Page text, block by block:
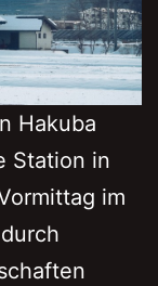
Hakuba
Station in
im